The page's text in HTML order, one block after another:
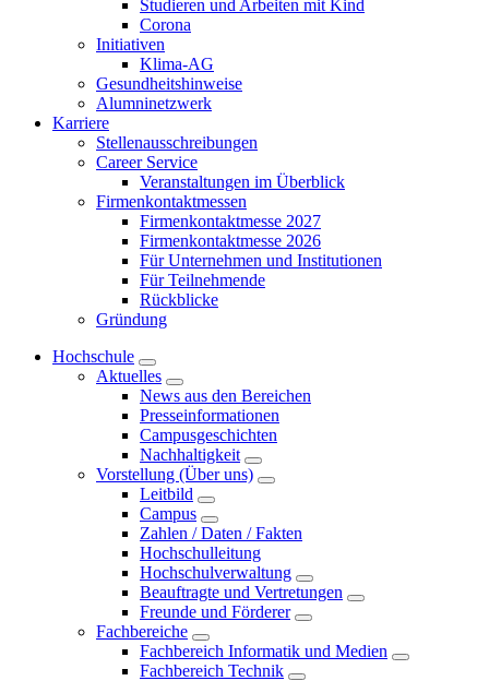
Studieren und Arbeiten mit Kind
Corona
Initiativen
Klima-AG
Gesundheitshinweise
Alumninetzwerk
Karriere
Stellenausschreibungen
Career Service
Veranstaltungen im Überblick
Firmenkontaktmessen
Firmenkontaktmesse 2027
Firmenkontaktmesse 2026
Für Unternehmen und Institutionen
Für Teilnehmende
Rückblicke
Gründung
Hochschule
Aktuelles
News aus den Bereichen
Presseinformationen
Campusgeschichten
Nachhaltigkeit
Vorstellung (Über uns)
Leitbild
Campus
Zahlen / Daten / Fakten
Hochschulleitung
Hochschulverwaltung
Beauftragte und Vertretungen
Freunde und Förderer
Fachbereiche
Fachbereich Informatik und Medien
Fachbereich Technik